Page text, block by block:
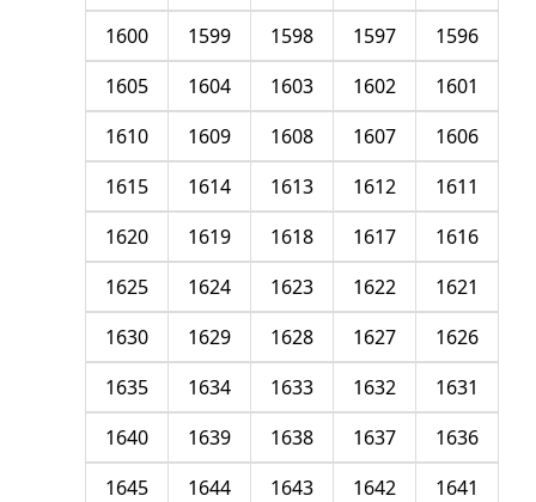
1596
1597
1598
1599
1600
1601
1602
1603
1604
1605
1606
1607
1608
1609
1610
1611
1612
1613
1614
1615
1616
1617
1618
1619
1620
1621
1622
1623
1624
1625
1626
1627
1628
1629
1630
1631
1632
1633
1634
1635
1636
1637
1638
1639
1640
1641
1642
1643
1644
1645